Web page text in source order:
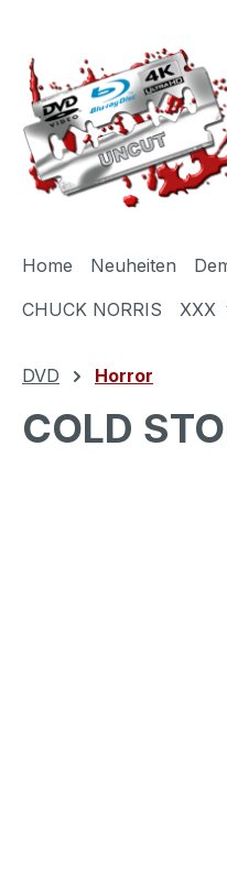
Home Neuheiten
CHUCK NORRIS
XXX
DVD Horror
COLD